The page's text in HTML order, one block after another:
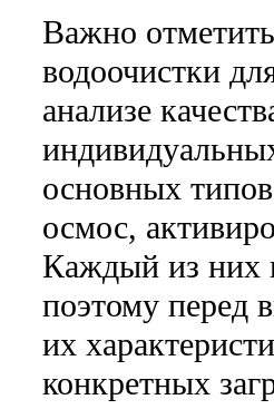
Важно
водоочистки
анализе
основных
осмос,
Каждый из них
поэтому перед
их
конкретных